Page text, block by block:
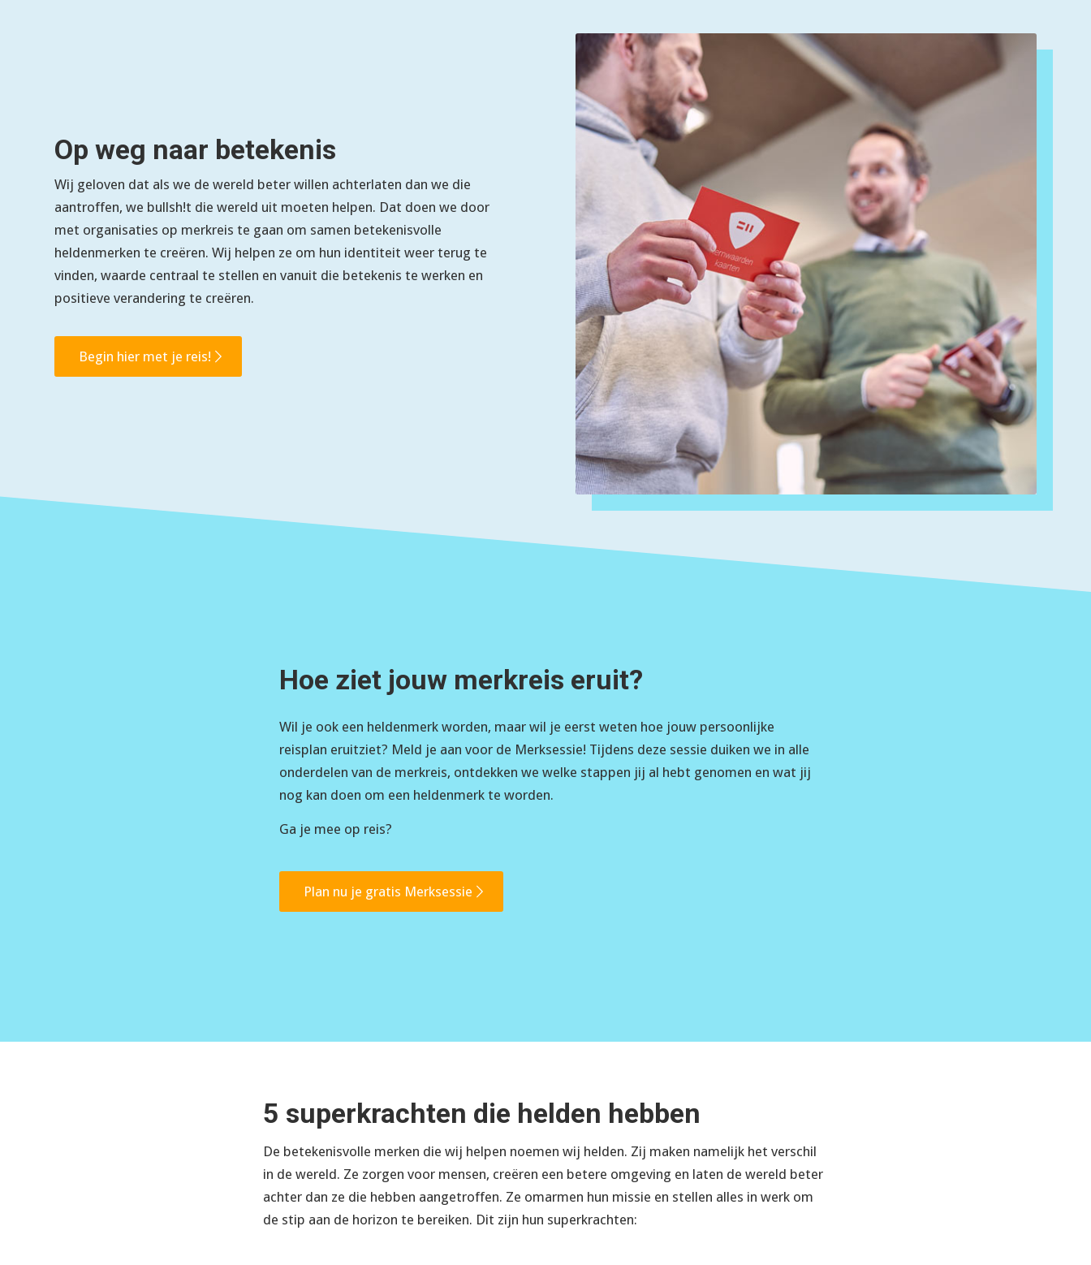
Op weg naar betekenis
Wij geloven dat als we de wereld beter willen achterlaten dan we die
aantroffen, we bullsh!t die wereld uit moeten helpen. Dat doen we door
met organisaties op merkreis te gaan om samen betekenisvolle
heldenmerken te creëren. Wij helpen ze om hun identiteit weer terug te
vinden, waarde centraal te stellen en vanuit die betekenis te werken en
positieve verandering te creëren.
Begin hier met je reis!
Hoe ziet jouw merkreis eruit?
Wil je ook een heldenmerk worden, maar wil je eerst weten hoe jouw persoonlijke
reisplan eruitziet? Meld je aan voor de Merksessie! Tijdens deze sessie duiken we in alle
onderdelen van de merkreis, ontdekken we welke stappen jij al hebt genomen en wat jij
nog kan doen om een heldenmerk te worden.
Ga je mee op reis?
Plan nu je gratis Merksessie
5 superkrachten die helden hebben
De betekenisvolle merken die wij helpen noemen wij helden. Zij maken namelijk het verschil
in de wereld. Ze zorgen voor mensen, creëren een betere omgeving en laten de wereld beter
achter dan ze die hebben aangetroffen. Ze omarmen hun missie en stellen alles in werk om
de stip aan de horizon te bereiken. Dit zijn hun superkrachten: